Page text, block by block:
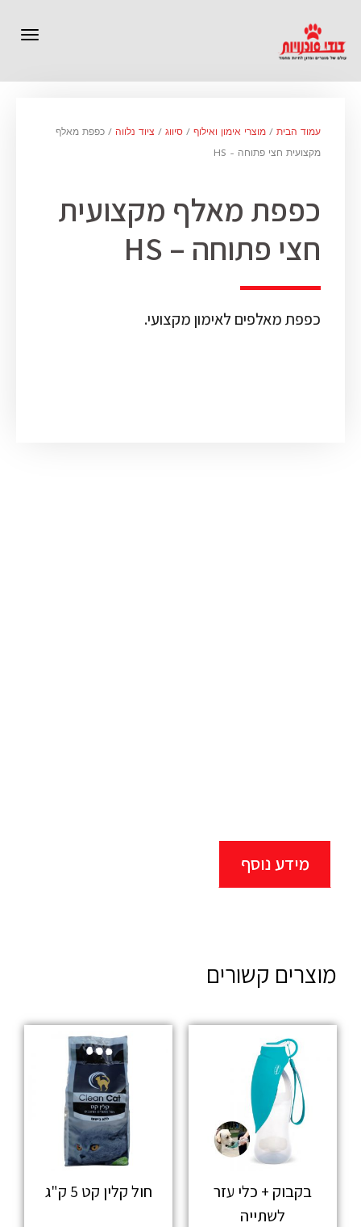
עמוד הבית / מוצרי אימון ואילוף / סיווג / ציוד נלווה / כפפת מאלף
מקצועית חצי פתוחה – HS
כפפת מאלף מקצועית
חצי פתוחה – HS
כפפת מאלפים לאימון מקצועי.
מידע נוסף
מוצרים קשורים
בקבוק + כלי עזר
לשתייה
חול קלין קט 5 ק"ג